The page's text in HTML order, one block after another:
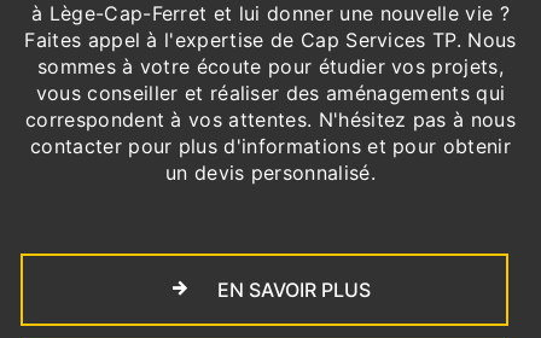
à Lège-Cap-Ferret et lui donner une nouvelle vie ?
Faites appel à l'expertise de Cap Services TP. Nous
sommes à votre écoute pour étudier vos projets,
vous conseiller et réaliser des aménagements qui
correspondent à vos attentes. N'hésitez pas à nous
contacter pour plus d'informations et pour obtenir
un devis personnalisé.
EN SAVOIR PLUS